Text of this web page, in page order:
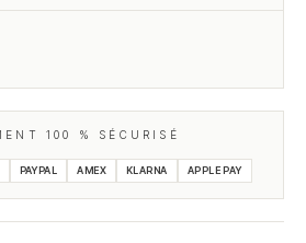
100 % SÉCURISÉ
PAYPAL AMEX KLARNA APPLE PAY